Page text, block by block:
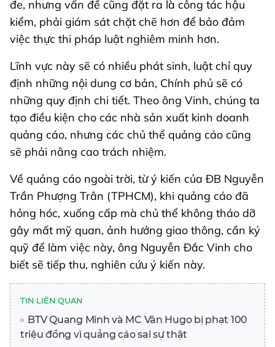
đe, nhưng vấn đề cũng đặt ra là công tác hậu
kiểm, phải giám sát chặt chẽ hơn để bảo đảm
việc thực thi pháp luật nghiêm minh hơn.
Lĩnh vực này sẽ có nhiều phát sinh, luật chỉ quy
định những nội dung cơ bản, Chính phủ sẽ có
những quy định chi tiết. Theo ông Vinh, chúng ta
tạo điều kiện cho các nhà sản xuất kinh doanh
quảng cáo, nhưng các chủ thể quảng cáo cũng
sẽ phải nâng cao trách nhiệm.
Về quảng cáo ngoài trời, từ ý kiến của ĐB Nguyễn
Trần Phượng Trân (TPHCM), khi quảng cáo đã
hỏng hóc, xuống cấp mà chủ thể không tháo dỡ
gây mất mỹ quan, ảnh hưởng giao thông, cần ký
quỹ để làm việc này, ông Nguyễn Đắc Vinh cho
biết sẽ tiếp thu, nghiên cứu ý kiến này.
TIN LIÊN QUAN
BTV Quang Minh và MC Vân Hugo bị phạt 100
triệu đồng vì quảng cáo sai sự thật